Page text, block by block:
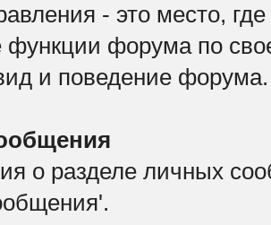
- это место,
функции форума по
и поведение форума.
о разделе личных